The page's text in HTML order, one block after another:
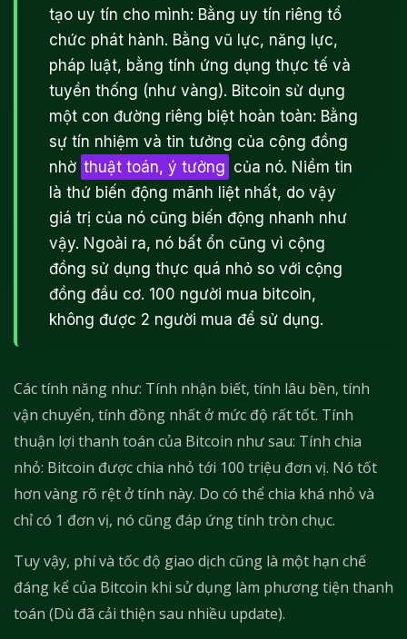
tạo uy tín cho mình: Bằng uy tín riêng tổ
chức phát hành. Bằng vũ lực, năng lực,
pháp luật, bằng tính ứng dụng thực tế và
tuyền thống (như vàng). Bitcoin sử dụng
một con đường riêng biệt hoàn toàn: Bằng
sự tín nhiệm và tin tưởng của cộng đồng
nhờ thuật toán, ý tưởng của nó. Niềm tin
là thứ biến động mãnh liệt nhất, do vậy
giá trị của nó cũng biến động nhanh như
vậy. Ngoài ra, nó bất ổn cũng vì cộng
đồng sử dụng thực quá nhỏ so với cộng
đồng đầu cơ. 100 người mua bitcoin,
không được 2 người mua để sử dụng.
Các tính năng như: Tính nhận biết, tính lâu bền, tính
vận chuyển, tính đồng nhất ở mức độ rất tốt. Tính
thuận lợi thanh toán của Bitcoin như sau: Tính chia
nhỏ: Bitcoin được chia nhỏ tới 100 triệu đơn vị. Nó tốt
hơn vàng rõ rệt ở tính này. Do có thể chia khá nhỏ và
chỉ có 1 đơn vị, nó cũng đáp ứng tính tròn chục.
Tuy vậy, phí và tốc độ giao dịch cũng là một hạn chế
đáng kể của Bitcoin khi sử dụng làm phương tiện thanh
toán (Dù đã cải thiện sau nhiều update).